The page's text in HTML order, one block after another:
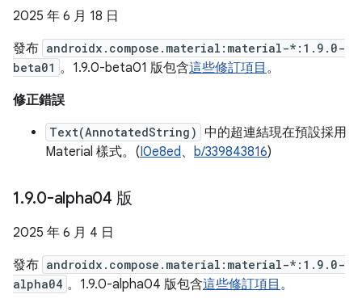
2025 年 6 月 18 日
發布 androidx.compose.material:material-*:1.9.0-
beta01 。1.9.0-beta01 版包含這些修訂項目 。
修正錯誤
Text(AnnotatedString) 中的超連結現在預設採用
Material 樣式。(I0e8ed、 b/339843816)
1.9.0-alpha04 版
2025 年 6 月 4 日
發布 androidx.compose.material:material-*:1.9.0-
alpha04 。1.9.0-alpha04 版包含這些修訂項目 。